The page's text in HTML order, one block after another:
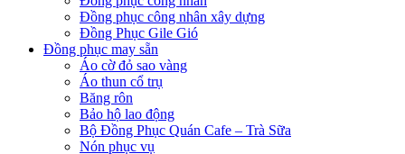
Đồng phục công nhân xây dựng
Đồng Phục Gile Gió
Đồng phục may sẵn
Áo cờ đỏ sao vàng
Áo thun cổ trụ
Băng rôn
Bảo hộ lao động
Bộ Đồng Phục Quán Cafe – Trà Sữa
Nón phục vụ